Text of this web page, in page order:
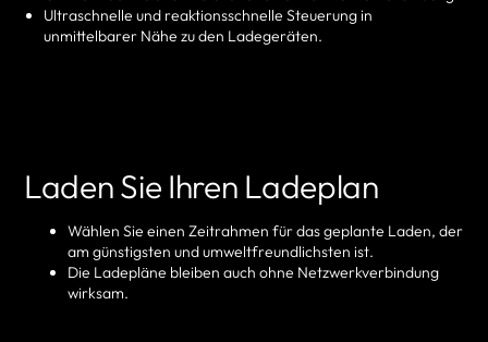
Ultraschnelle und reaktionsschnelle Steuerung in
unmittelbarer Nähe zu den Ladegeräten.
Laden Sie Ihren Ladeplan
Wählen Sie einen Zeitrahmen für das geplante Laden, der
am günstigsten und umweltfreundlichsten ist.
Die Ladepläne bleiben auch ohne Netzwerkverbindung
wirksam.